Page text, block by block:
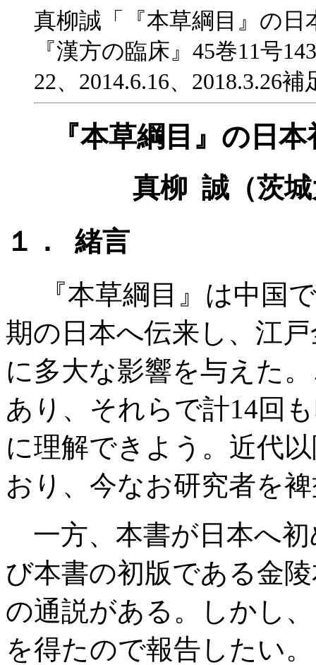
真柳誠「『本草綱目』の
『漢方の臨床』45巻11号
22、2014.6.16、2018.3.26補
『本草綱目』の日
真柳 誠（茨
１． 緒言
『本草綱目』は中国
期の日本へ伝来し、江
に多大な影響を与えた
あり、それらで計14回
に理解できよう。近代
おり、今なお研究者を
一方、本書が日本へ
び本書の初版である金
の通説がある。しかし
を得たので報告したい。